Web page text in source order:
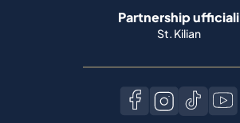
Partnership ufficiali
St. Kilian